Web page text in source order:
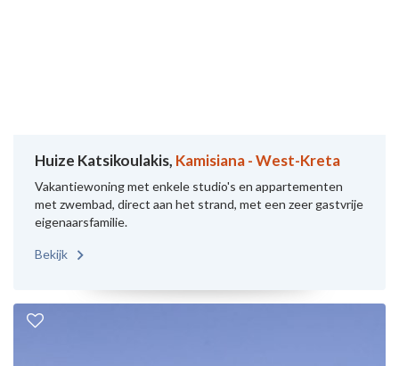
Huize Katsikoulakis, Kamisiana - West-Kreta
Vakantiewoning met enkele studio's en appartementen
met zwembad, direct aan het strand, met een zeer gastvrije
eigenaarsfamilie.
Bekijk